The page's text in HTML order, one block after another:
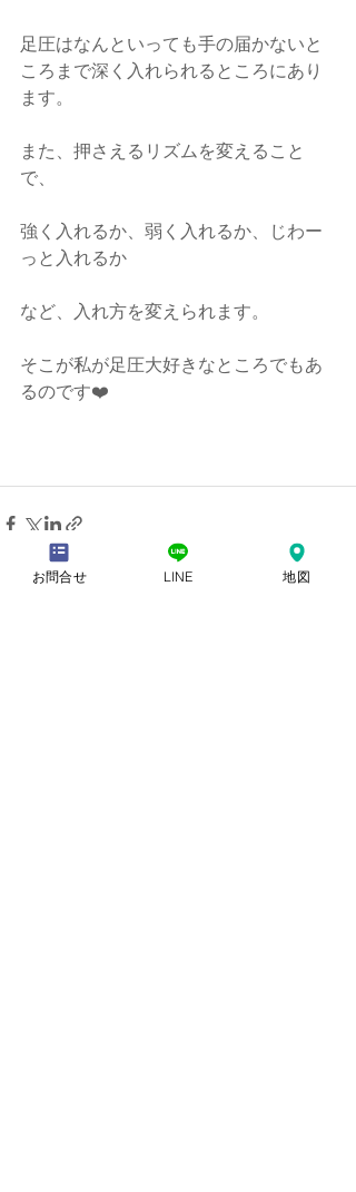
足圧はなんといっても手の届かないと
ころまで深く入れられるところにあり
ます。
また、押さえるリズムを変えること
で、
強く入れるか、弱く入れるか、じわー
っと入れるか
など、入れ方を変えられます。
そこが私が足圧大好きなところでもあ
るのです❤️
お問合せ LINE 地図